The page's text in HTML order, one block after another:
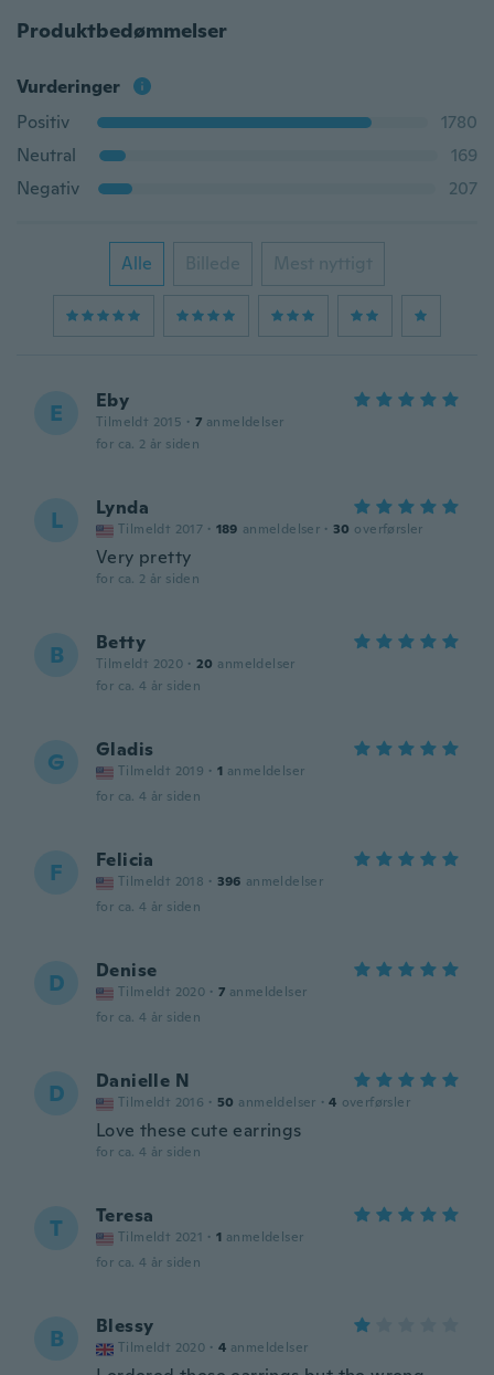
Produktbedømmelser
Vurderinger
Positiv
1780
Neutral
169
Negativ
207
Alle Billede Mest nyttigt
E Eby
Tilmeldt 2015 · 7 anmeldelser
for ca. 2 år siden
L Lynda
Tilmeldt 2017 · 189 anmeldelser · 30 overførsler
Very pretty
for ca. 2 år siden
B Betty
Tilmeldt 2020 · 20 anmeldelser
for ca. 4 år siden
G Gladis
Tilmeldt 2019 · 1 anmeldelser
for ca. 4 år siden
F Felicia
Tilmeldt 2018 · 396 anmeldelser
for ca. 4 år siden
D Denise
Tilmeldt 2020 · 7 anmeldelser
for ca. 4 år siden
D Danielle N
Tilmeldt 2016 · 50 anmeldelser · 4 overførsler
Love these cute earrings
for ca. 4 år siden
T Teresa
Tilmeldt 2021 · 1 anmeldelser
for ca. 4 år siden
B Blessy
Tilmeldt 2020 · 4 anmeldelser